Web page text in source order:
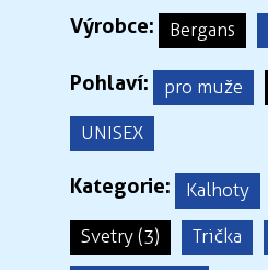
Výrobce: Bergans
Pohlaví: pro muže
UNISEX
Kategorie: Kalhoty
Svetry (3) Trička